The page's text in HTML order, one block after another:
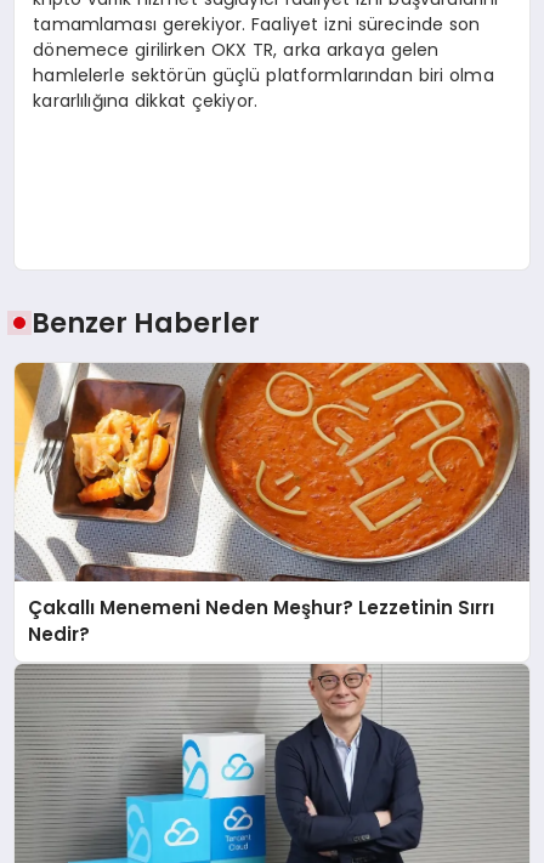
tamamlaması gerekiyor. Faaliyet izni sürecinde son
dönemece girilirken OKX TR, arka arkaya gelen
hamlelerle sektörün güçlü platformlarından biri olma
kararlılığına dikkat çekiyor.
Benzer Haberler
Çakallı Menemeni Neden Meşhur? Lezzetinin Sırrı
Nedir?